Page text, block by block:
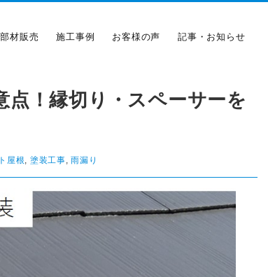
材販売 施工事例 お客様の声 記事・お知らせ
点！縁切り・スペーサーを
屋根, 塗装工事,雨漏り